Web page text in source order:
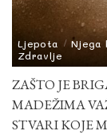
Ljepota
Njega
Zdravlje
ZAŠTO JE
MADEŽIMA
STVARI KOJE